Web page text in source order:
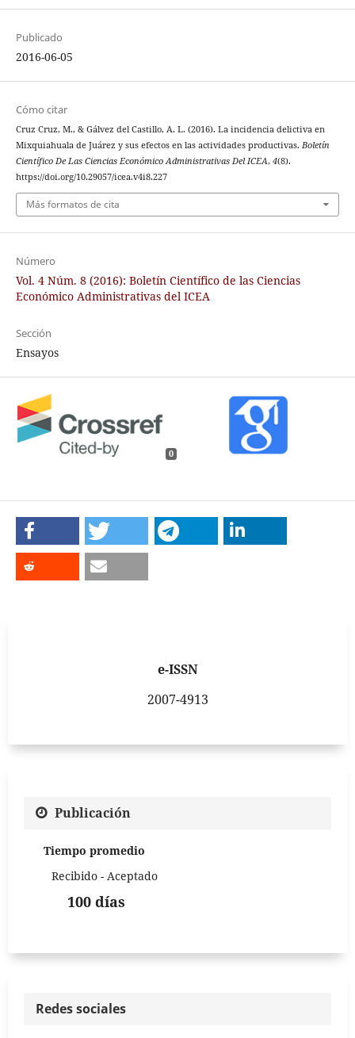
Publicado
2016-06-05
Cómo citar
Cruz Cruz, M., & Gálvez del Castillo, A. L. (2016). La incidencia delictiva en
Mixquiahuala de Juárez y sus efectos en las actividades productivas. Boletín
Científico De Las Ciencias Económico Administrativas Del ICEA, 4(8).
https://doi.org/10.29057/icea.v4i8.227
Más formatos de cita
Número
Vol. 4 Núm. 8 (2016): Boletín Científico de las Ciencias
Económico Administrativas del ICEA
Sección
Ensayos
0
e-ISSN
2007-4913
Publicación
Tiempo promedio
Recibido - Aceptado
100 días
Redes sociales